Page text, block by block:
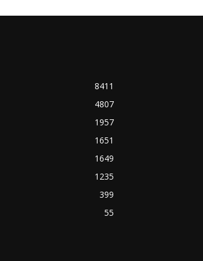
8411
4807
1957
1651
1649
1235
399
55